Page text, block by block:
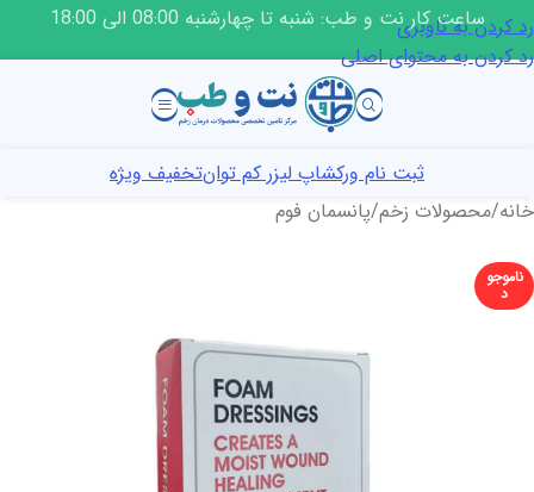
رد کردن به ناوبری
رد کردن به محتوای اصلی
ساعت کار نت و طب: شنبه تا چهارشنبه 08:00 الی 18:00
ثبت نام ورکشاپ لیزر کم توانتخفیف ویژه
خانه/محصولات زخم/پانسمان فوم
ناموجو
د